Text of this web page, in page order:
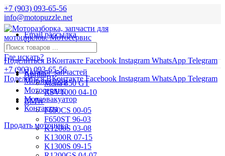
+7 (903) 093-65-56
info@motopuzzle.net
Email рассылка
Новости
Поделиться ВКонтакте Facebook Instagram WhatsApp Telegram
+7 (903) 093-65-56
Поделиться ВКонтакте Facebook Instagram WhatsApp Telegram
Где искать?
Aprilia
Mana 850 GT
RSV1000 04-10
BMW
F650CS 00-05
F650ST 96-03
K1200S 03-08
K1300R 07-15
K1300S 09-15
Каталог запчастей
Мотоподбор
Мотосервис
Мотоэвакуатор
Контакты
Продать мотоцикл